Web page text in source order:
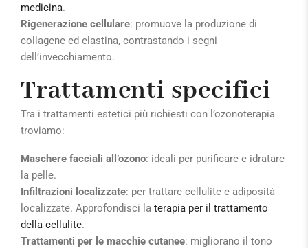
medicina.
Rigenerazione cellulare: promuove la produzione di
collagene ed elastina, contrastando i segni
dell’invecchiamento.
Trattamenti specifici
Tra i trattamenti estetici più richiesti con l’ozonoterapia
troviamo:
Maschere facciali all’ozono: ideali per purificare e idratare
la pelle.
Infiltrazioni localizzate: per trattare cellulite e adiposità
localizzate. Approfondisci la terapia per il trattamento
della cellulite.
Trattamenti per le macchie cutanee: migliorano il tono